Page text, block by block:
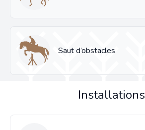
Saut d’obstacles
Installations